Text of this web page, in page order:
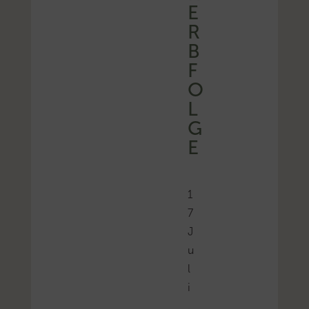
E
R
B
F
O
L
G
E
1
7
J
u
l
i
,